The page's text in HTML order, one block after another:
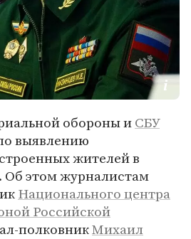
обороны иСБУ
выявлению
жителей в
Об этом журналистам
Национального центра
Российской
полковникМихаил